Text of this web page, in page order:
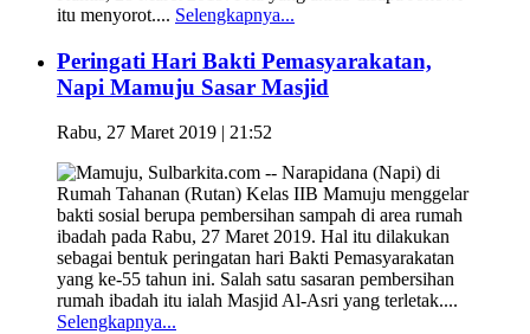
itu menyorot.... Selengkapnya...
Peringati Hari Bakti Pemasyarakatan,
Napi Mamuju Sasar Masjid
Rabu, 27 Maret 2019 | 21:52
Mamuju, Sulbarkita.com -- Narapidana (Napi) di
Rumah Tahanan (Rutan) Kelas IIB Mamuju menggelar
bakti sosial berupa pembersihan sampah di area rumah
ibadah pada Rabu, 27 Maret 2019. Hal itu dilakukan
sebagai bentuk peringatan hari Bakti Pemasyarakatan
yang ke-55 tahun ini. Salah satu sasaran pembersihan
rumah ibadah itu ialah Masjid Al-Asri yang terletak....
Selengkapnya...